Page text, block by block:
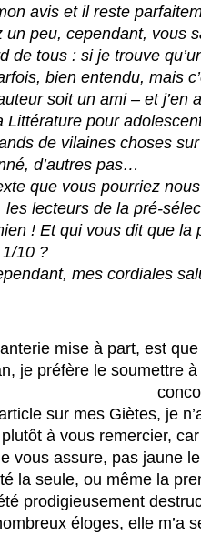
avis et il reste
un peu, cependant, vous
de tous : si je trouve
bien entendu, mais
soit un ami – et j’en
pour
de vilaines choses sur
d’autres pas…
que vous pourriez
les lecteurs de la pré-
! Et qui vous dit que la
10 ?
mes cordiales
mise à part, est
je préfère le soumettre
sur mes Giètes, je
à vous remercier,
vous assure, pas jaune
la seule, ou même la
prodigieusement
éloges, elle m’a